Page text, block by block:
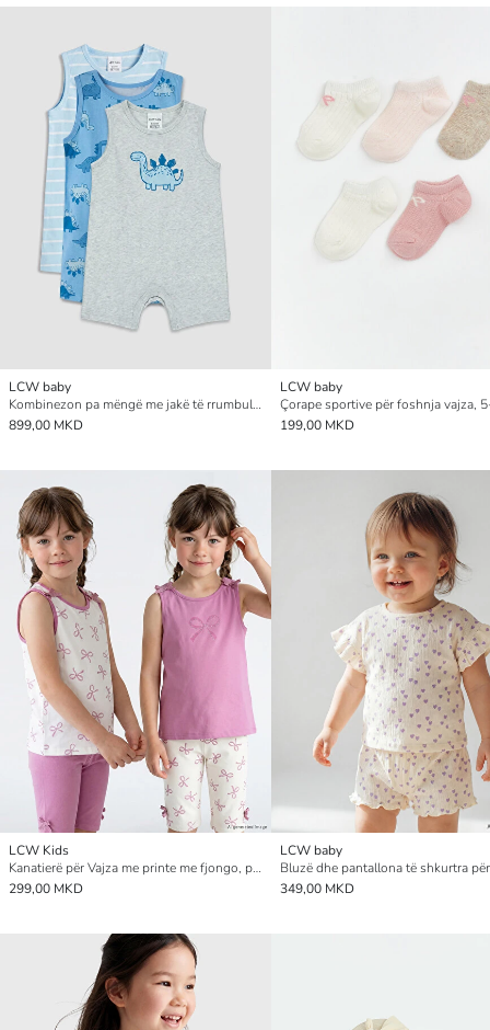
LCW baby
Kombinezon pa mëngë me jakë të rrumbullakët, i stampuar për foshnja djem, paketim treshe
899,00 MKD
LCW baby
Çorape sportive për foshnja vajza,
199,00 MKD
LCW Kids
Kanatierë për Vajza me printe me fjongo, paketë me 2 copë
299,00 MKD
LCW baby
349,00 MKD